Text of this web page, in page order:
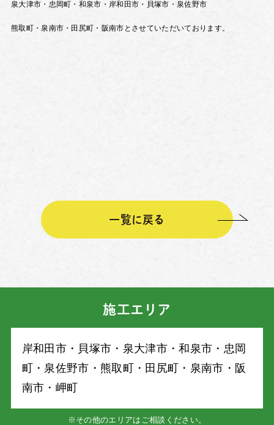
泉大津市・忠岡町・和泉市・岸和田市・貝塚市・泉佐野市
熊取町・泉南市・田尻町・ 阪南市とさせていただいております。
一覧に戻る
施工エリア
岸和⽥市・⾙塚市・泉⼤津市・和泉市・忠岡
町・泉佐野市・熊取町・⽥尻町・泉南市・阪
南市・岬町
※その他のエリアはご相談ください。